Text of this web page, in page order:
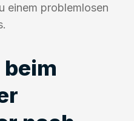
einem problemlosen
beim